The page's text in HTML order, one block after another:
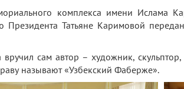
комплекса имени Ислама
Президента Татьяне Каримовой
вручил сам автор – художник,
называют «Узбекский Фаберже».